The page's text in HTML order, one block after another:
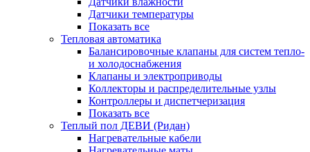
Датчики температуры
Показать все
Тепловая автоматика
Балансировочные клапаны для систем тепло-
и холодоснабжения
Клапаны и электроприводы
Коллекторы и распределительные узлы
Контроллеры и диспетчеризация
Показать все
Теплый пол ДЕВИ (Ридан)
Нагревательные кабели